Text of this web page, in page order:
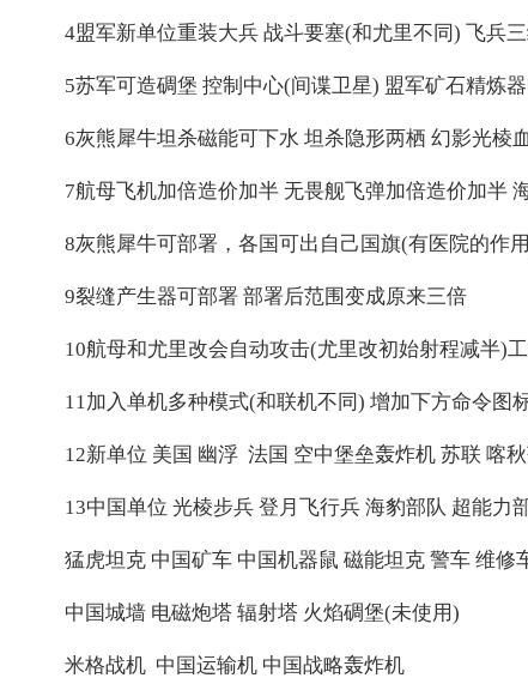
4盟军新单位重装大兵 战斗要塞(和尤里不同) 飞兵
5苏军可造碉堡 控制中心(间谍卫星) 盟军矿石精炼器
6灰熊犀牛坦杀磁能可下水 坦杀隐形两栖 幻影光棱
7航母飞机加倍造价加半 无畏舰飞弹加倍造价加半
8灰熊犀牛可部署，各国可出自己国旗(有医院的作
9裂缝产生器可部署 部署后范围变成原来三倍
10航母和尤里改会自动攻击(尤里改初始射程减半)
11加入单机多种模式(和联机不同) 增加下方命令图
12新单位 美国 幽浮 法国 空中堡垒轰炸机 苏联 喀秋
13中国单位 光棱步兵 登月飞行兵 海豹部队 超能力
猛虎坦克 中国矿车 中国机器鼠 磁能坦克 警车 维修
中国城墙 电磁炮塔 辐射塔 火焰碉堡(未使用)
米格战机 中国运输机 中国战略轰炸机